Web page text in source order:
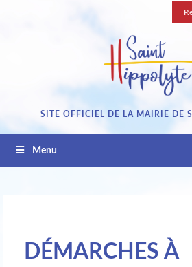
SITE OFFICIEL DE LA MAIRIE DE
Menu
DÉMARCHES À